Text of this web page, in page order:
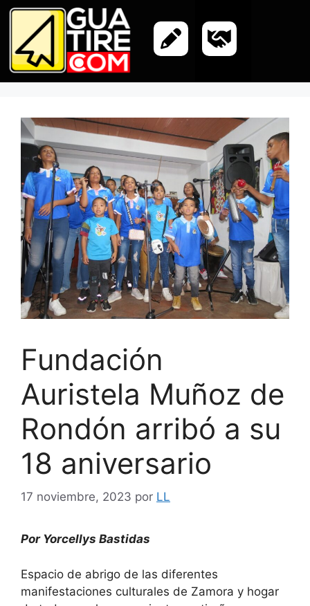
Fundación
Auristela Muñoz de
Rondón arribó a su
18 aniversario
17 noviembre, 2023 por LL
Por Yorcellys Bastidas
Espacio de abrigo de las diferentes
manifestaciones culturales de Zamora y hogar